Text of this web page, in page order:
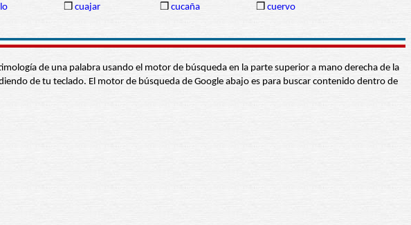
❒ cuajar ❒ cucaña ❒ cuervo
de una palabra usando el motor de búsqueda en la parte superior a mano derecha de la
de tu teclado. El motor de búsqueda de Google abajo es para buscar contenido dentro de